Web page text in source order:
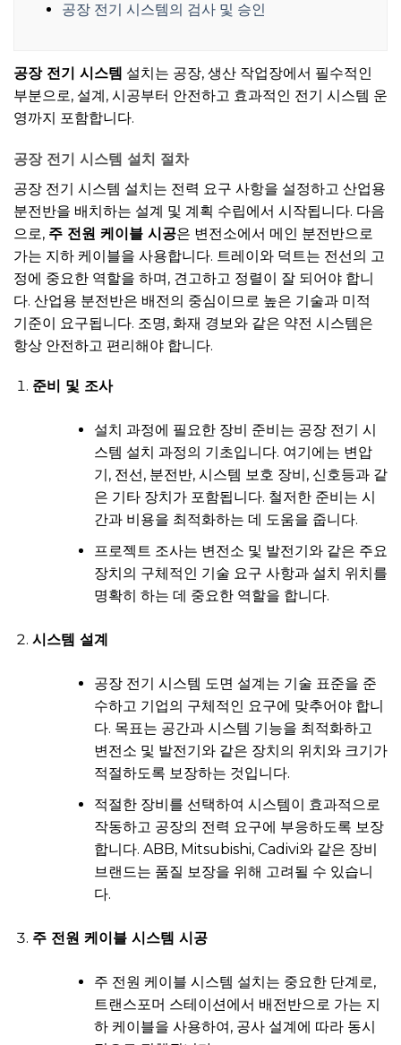
공장 전기 시스템의 검사 및 승인
공장 전기 시스템 설치는 공장, 생산 작업장에서 필수적인
부분으로, 설계, 시공부터 안전하고 효과적인 전기 시스템 운
영까지 포함합니다.
공장 전기 시스템 설치 절차
공장 전기 시스템 설치는 전력 요구 사항을 설정하고 산업용
분전반을 배치하는 설계 및 계획 수립에서 시작됩니다. 다음
으로, 주 전원 케이블 시공은 변전소에서 메인 분전반으로
가는 지하 케이블을 사용합니다. 트레이와 덕트는 전선의 고
정에 중요한 역할을 하며, 견고하고 정렬이 잘 되어야 합니
다. 산업용 분전반은 배전의 중심이므로 높은 기술과 미적
기준이 요구됩니다. 조명, 화재 경보와 같은 약전 시스템은
항상 안전하고 편리해야 합니다.
준비 및 조사
설치 과정에 필요한 장비 준비는 공장 전기 시
스템 설치 과정의 기초입니다. 여기에는 변압
기, 전선, 분전반, 시스템 보호 장비, 신호등과 같
은 기타 장치가 포함됩니다. 철저한 준비는 시
간과 비용을 최적화하는 데 도움을 줍니다.
프로젝트 조사는 변전소 및 발전기와 같은 주요
장치의 구체적인 기술 요구 사항과 설치 위치를
명확히 하는 데 중요한 역할을 합니다.
시스템 설계
공장 전기 시스템 도면 설계는 기술 표준을 준
수하고 기업의 구체적인 요구에 맞추어야 합니
다. 목표는 공간과 시스템 기능을 최적화하고
변전소 및 발전기와 같은 장치의 위치와 크기가
적절하도록 보장하는 것입니다.
적절한 장비를 선택하여 시스템이 효과적으로
작동하고 공장의 전력 요구에 부응하도록 보장
합니다. ABB, Mitsubishi, Cadivi와 같은 장비
브랜드는 품질 보장을 위해 고려될 수 있습니
다.
주 전원 케이블 시스템 시공
주 전원 케이블 시스템 설치는 중요한 단계로,
트랜스포머 스테이션에서 배전반으로 가는 지
하 케이블을 사용하여, 공사 설계에 따라 동시